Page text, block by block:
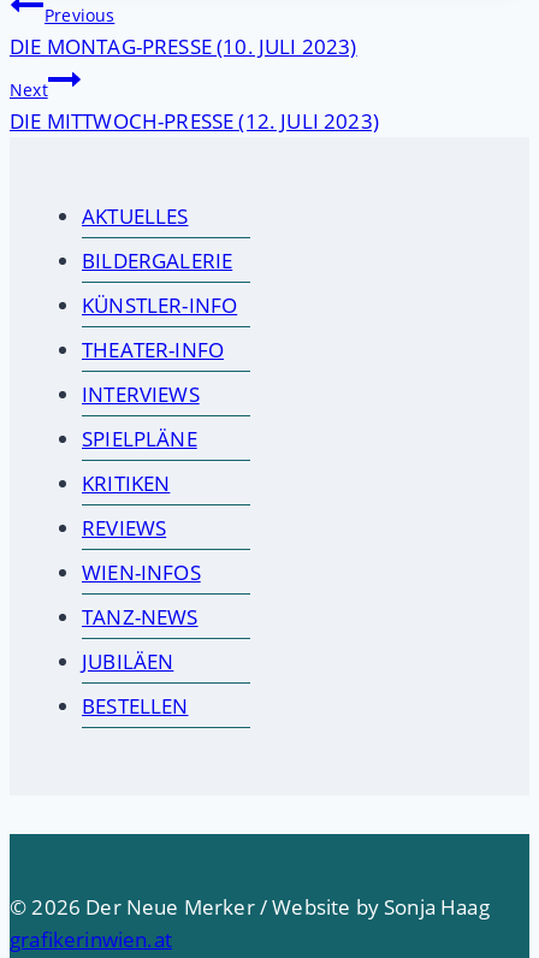
Beitragsnavigation
Previous
DIE MONTAG-PRESSE (10. JULI 2023)
Next
DIE MITTWOCH-PRESSE (12. JULI 2023)
AKTUELLES
BILDERGALERIE
KÜNSTLER-INFO
THEATER-INFO
INTERVIEWS
SPIELPLÄNE
KRITIKEN
REVIEWS
WIEN-INFOS
TANZ-NEWS
JUBILÄEN
BESTELLEN
© 2026 Der Neue Merker / Website by Sonja Haag
grafikerinwien.at